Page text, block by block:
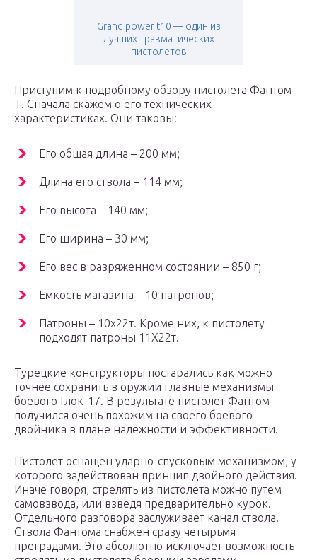
Grand power t10 — один из
лучших травматических
пистолетов
Приступим к подробному обзору пистолета Фантом-
Т. Сначала скажем о его технических
характеристиках. Они таковы:
Его общая длина – 200 мм;
Длина его ствола – 114 мм;
Его высота – 140 мм;
Его ширина – 30 мм;
Его вес в разряженном состоянии – 850 г;
Емкость магазина – 10 патронов;
Патроны – 10х22т. Кроме них, к пистолету
подходят патроны 11Х22т.
Турецкие конструкторы постарались как можно
точнее сохранить в оружии главные механизмы
боевого Глок-17. В результате пистолет Фантом
получился очень похожим на своего боевого
двойника в плане надежности и эффективности.
Пистолет оснащен ударно-спусковым механизмом, у
которого задействован принцип двойного действия.
Иначе говоря, стрелять из пистолета можно путем
самовзвода, или взведя предварительно курок.
Отдельного разговора заслуживает канал ствола.
Ствола Фантома снабжен сразу четырьмя
преградами. Это абсолютно исключает возможность